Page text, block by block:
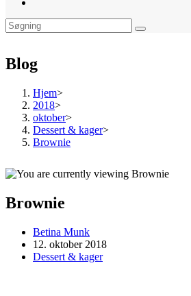
Blog
Hjem>
2018>
oktober>
Dessert & kager>
Brownie
Brownie
Post
author:
Betina Munk
Post
published:
12. oktober 2018
Post
Dessert & kager